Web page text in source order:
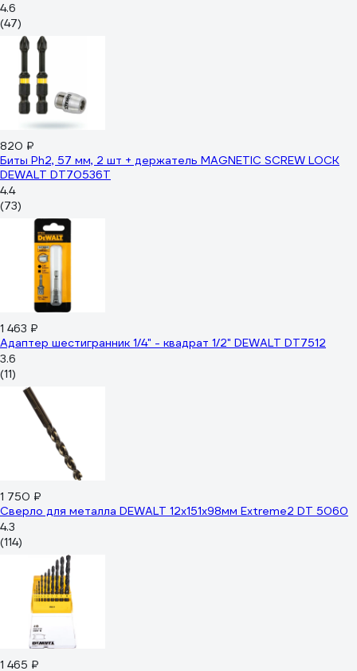
4.6
(47)
820 ₽
Биты Ph2, 57 мм, 2 шт + держатель MAGNETIC SCREW LOCK
DEWALT DT70536T
4.4
(73)
1 463 ₽
Адаптер шестигранник 1/4" - квадрат 1/2" DEWALT DT7512
3.6
(11)
1 750 ₽
Сверло для металла DEWALT 12х151х98мм Extreme2 DT 5060
4.3
(114)
1 465 ₽